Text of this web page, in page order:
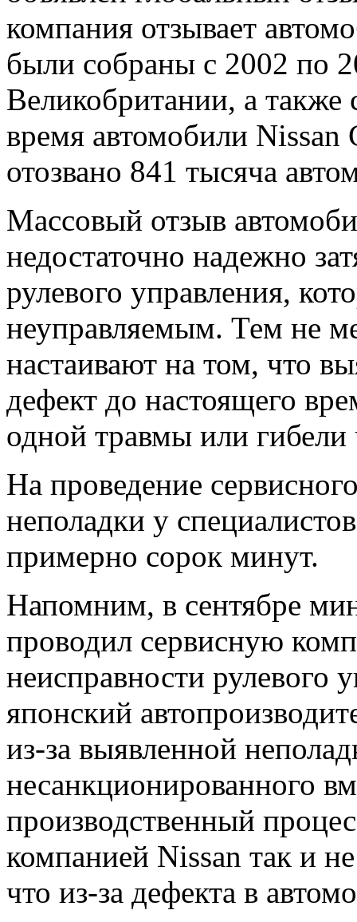
компания отзывает
были собраны с 2002 по
Великобритании, а
время автомобили
отозвано 841 тысяча
Массовый отзыв
недостаточно надежно
рулевого управления,
неуправляемым. Тем не
настаивают на том, что
дефект до настоящего
одной травмы или гибели
На проведение
неполадки у
примерно сорок минут.
Напомним, в сентябре
проводил сервисную
неисправности рулевого
японский
из-за выявленной
несанкционированного
производственный
компанией Nissan так и
что из-за дефекта в